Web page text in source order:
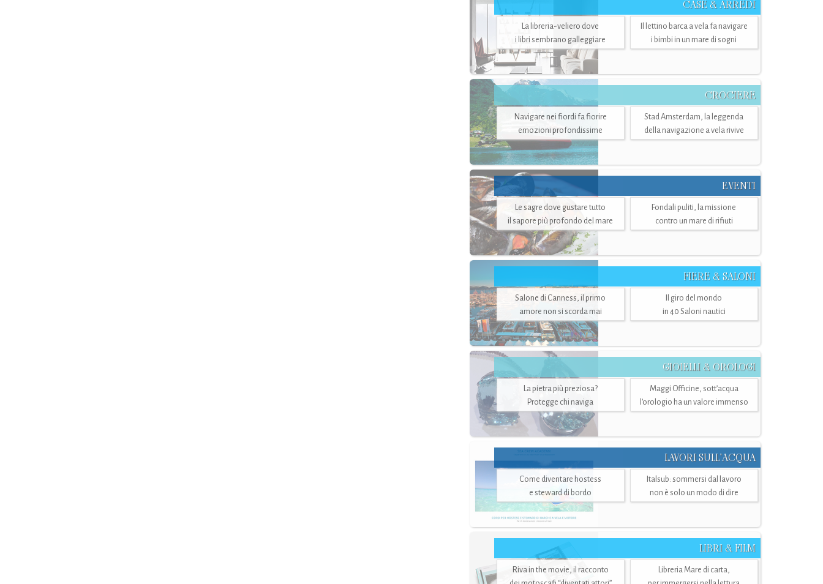
CASE & ARREDI
La libreria-veliero dove
i libri sembrano galleggiare
Il lettino barca a vela fa navigare
i bimbi in un mare di sogni
CROCIERE
Navigare nei fiordi fa fiorire
emozioni profondissime
Stad Amsterdam, la leggenda
della navigazione a vela rivive
EVENTI
Le sagre dove gustare tutto
il sapore più profondo del mare
Fondali puliti, la missione
contro un mare di rifiuti
FIERE & SALONI
Salone di Canness, il primo
amore non si scorda mai
Il giro del mondo
in 40 Saloni nautici
GIOIELLI & OROLOGI
La pietra più preziosa?
Protegge chi naviga
Maggi Officine, sott’acqua
l'orologio ha un valore immenso
LAVORI SULL’ACQUA
Come diventare hostess
e steward di bordo
Italsub: sommersi dal lavoro
non è solo un modo di dire
LIBRI & FILM
Riva in the movie, il racconto
Libreria Mare di carta,